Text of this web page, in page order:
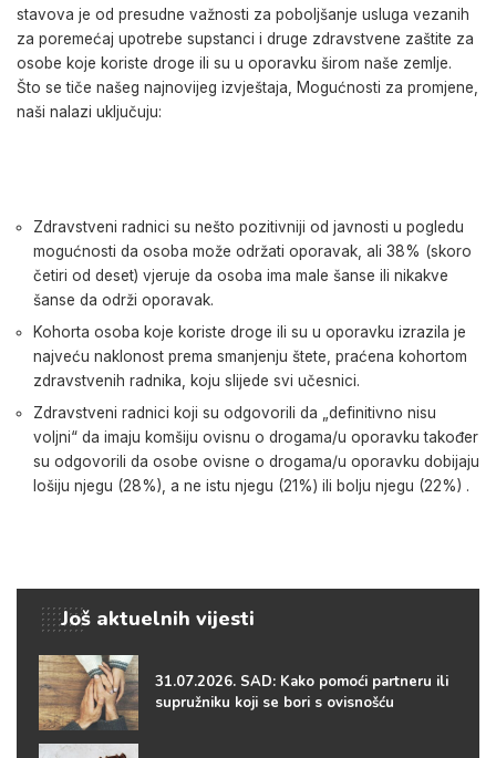
stavova je od presudne važnosti za poboljšanje usluga vezanih
za poremećaj upotrebe supstanci i druge zdravstvene zaštite za
osobe koje koriste droge ili su u oporavku širom naše zemlje.
Što se tiče našeg najnovijeg izvještaja, Mogućnosti za promjene,
naši nalazi uključuju:
Zdravstveni radnici su nešto pozitivniji od javnosti u pogledu
mogućnosti da osoba može održati oporavak, ali 38% (skoro
četiri od deset) vjeruje da osoba ima male šanse ili nikakve
šanse da održi oporavak.
Kohorta osoba koje koriste droge ili su u oporavku izrazila je
najveću naklonost prema smanjenju štete, praćena kohortom
zdravstvenih radnika, koju slijede svi učesnici.
Zdravstveni radnici koji su odgovorili da „definitivno nisu
voljni“ da imaju komšiju ovisnu o drogama/u oporavku također
su odgovorili da osobe ovisne o drogama/u oporavku dobijaju
lošiju njegu (28%), a ne istu njegu (21%) ili bolju njegu (22%) .
Još aktuelnih vijesti
31.07.2026. SAD: Kako pomoći partneru ili
supružniku koji se bori s ovisnošću